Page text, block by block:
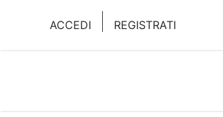
ACCEDI REGISTRATI